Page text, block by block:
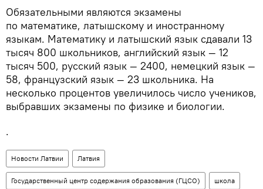
Обязательными являются экзамены
по математике, латышскому и иностранному
языкам. Математику и латышский язык сдавали 13
тысяч 800 школьников, английский язык — 12
тысяч 500, русский язык — 2400, немецкий язык —
58, французский язык — 23 школьника. На
несколько процентов увеличилось число учеников,
выбравших экзамены по физике и биологии.
.
Новости Латвии Латвия
Государственный центр содержания образования (ГЦСО) школа